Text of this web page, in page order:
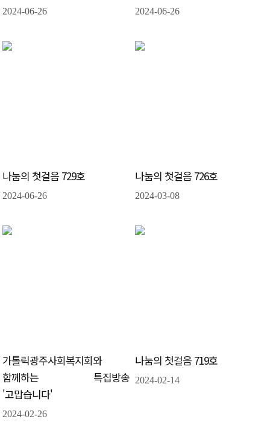
2024-06-26 2024-06-26
나눔의 첫걸음 729호
2024-06-26
나눔의 첫걸음 726호
2024-03-08
가톨릭광주사회복지회와
함께하는 특집방송
'고맙습니다'
2024-02-26
나눔의 첫걸음 719호
2024-02-14